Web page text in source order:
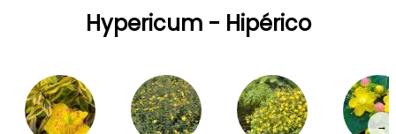
Hypericum - Hipérico
→